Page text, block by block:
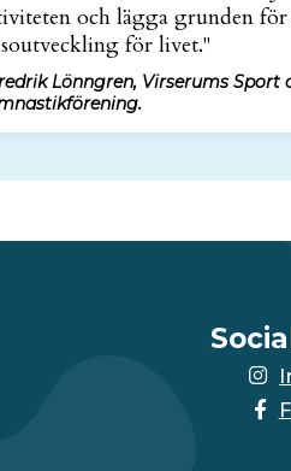
och lägga grunden
för livet."
Lönngren, Virserums Sport